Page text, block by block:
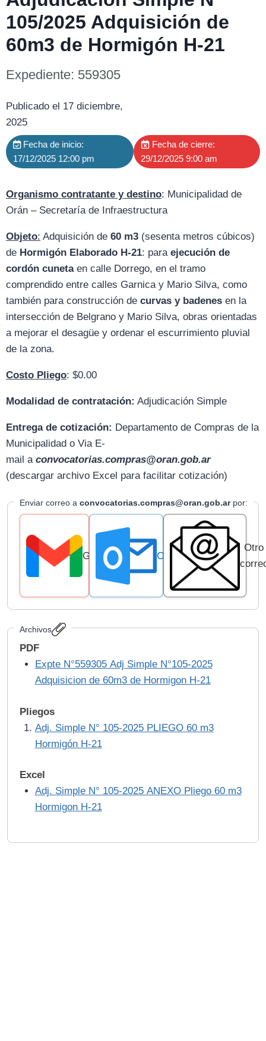
105/2025 Adquisición de
60m3 de Hormigón H-21
Expediente: 559305
Publicado el 17 diciembre,
2025
Fecha de inicio:
17/12/2025 12:00 pm
Fecha de cierre:
29/12/2025 9:00 am
Organismo contratante y destino: Municipalidad de
Orán – Secretaría de Infraestructura
Objeto: Adquisición de 60 m3 (sesenta metros cúbicos)
de Hormigón Elaborado H-21: para ejecución de
cordón cuneta en calle Dorrego, en el tramo
comprendido entre calles Garnica y Mario Silva, como
también para construcción de curvas y badenes en la
intersección de Belgrano y Mario Silva, obras orientadas
a mejorar el desagüe y ordenar el escurrimiento pluvial
de la zona.
Costo Pliego: $0.00
Modalidad de contratación: Adjudicación Simple
Entrega de cotización: Departamento de Compras de la
Municipalidad o Via E-
mail a convocatorias.compras@oran.gob.ar
(descargar archivo Excel para facilitar cotización)
Enviar correo a convocatorias.compras@oran.gob.arpor:
Gmail Outlook
Otro
Archivos
PDF
Expte N°559305 Adj Simple N°105-2025
Adquisicion de 60m3 de Hormigon H-21
Pliegos
Adj. Simple N° 105-2025 PLIEGO 60 m3
Hormigón H-21
Excel
Adj. Simple N° 105-2025 ANEXO Pliego 60 m3
Hormigon H-21